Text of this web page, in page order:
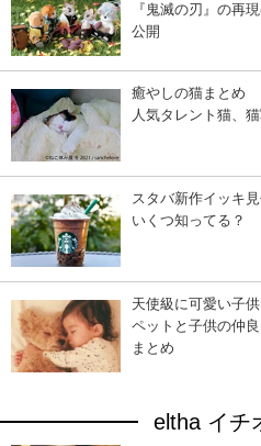
『鬼滅の刃』の再
公開
癒やしの猫まとめ
人気タレント猫、
スタバ新作イッキ見
いくつ知ってる？
天使級に可愛い子
ペットと子供の仲
まとめ
eltha イチ